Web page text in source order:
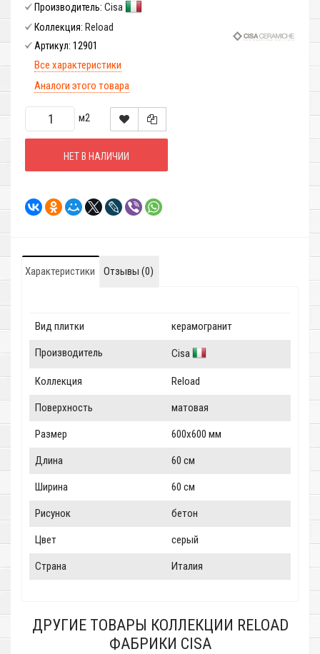
Производитель: Cisa
Коллекция: Reload
Артикул: 12901
Все характеристики
Аналоги этого товара
м2
НЕТ В НАЛИЧИИ
Характеристики Отзывы (0)
Вид плитки керамогранит
Производитель Cisa
Коллекция Reload
Поверхность матовая
Размер 600x600 мм
Длина 60 см
Ширина 60 см
Рисунок бетон
Цвет серый
Страна Италия
ДРУГИЕ ТОВАРЫ КОЛЛЕКЦИИ RELOAD
ФАБРИКИ CISA